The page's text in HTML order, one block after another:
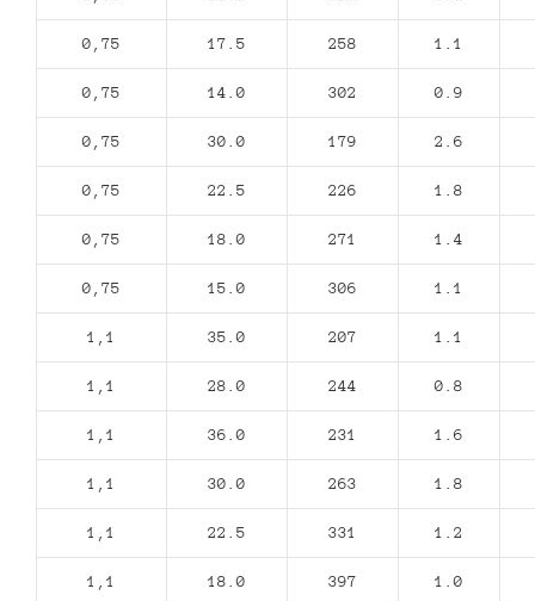
0,75 17.5 258 1.1
0,75 14.0 302 0.9
0,75 30.0 179 2.6
0,75 22.5 226 1.8
0,75 18.0 271 1.4
0,75 15.0 306 1.1
1,1 35.0 207 1.1
1,1 28.0 244 0.8
1,1 36.0 231 1.6
1,1 30.0 263 1.8
1,1 22.5 331 1.2
1,1 18.0 397 1.0